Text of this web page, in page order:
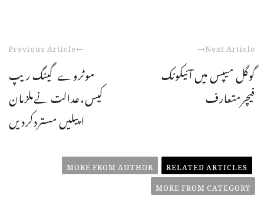
Previous Article
موٹروےگینگ ریپ
کیس،عدالت نےملزمان
اپیلیں مستردکردیں
Next Article
گوگل میپس میں آئیکونک
فیچرمتعارف
RELATED ARTICLES
MORE FROM AUTHOR
MORE FROM CATEGORY